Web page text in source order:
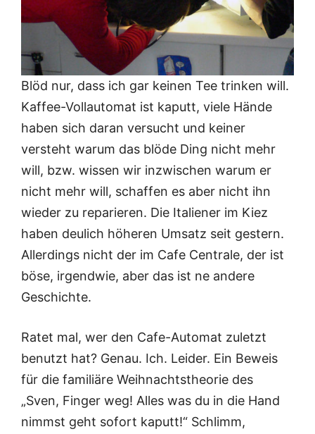
Blöd nur, dass ich gar keinen Tee trinken will.
Kaffee-Vollautomat ist kaputt, viele Hände
haben sich daran versucht und keiner
versteht warum das blöde Ding nicht mehr
will, bzw. wissen wir inzwischen warum er
nicht mehr will, schaffen es aber nicht ihn
wieder zu reparieren. Die Italiener im Kiez
haben deulich höheren Umsatz seit gestern.
Allerdings nicht der im Cafe Centrale, der ist
böse, irgendwie, aber das ist ne andere
Geschichte.
Ratet mal, wer den Cafe-Automat zuletzt
benutzt hat? Genau. Ich. Leider. Ein Beweis
für die familiäre Weihnachtstheorie des
„Sven, Finger weg! Alles was du in die Hand
nimmst geht sofort kaputt!“ Schlimm,